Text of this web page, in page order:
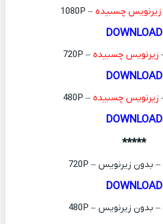
زیرنویس چسبیده – 1080P
DOWNLOAD
زیرنویس چسبیده – 720P
DOWNLOAD
زیرنویس چسبیده – 480P
DOWNLOAD
*****
DOWNLOAD